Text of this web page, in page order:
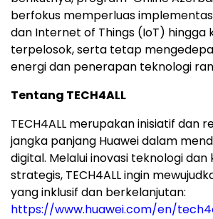
berfokus memperluas
dan Internet of Things (IoT) hingga
terpelosok, serta tetap
energi dan penerapan teknologi
Tentang TECH4ALL
TECH4ALL merupakan inisiatif dan
jangka panjang Huawei dalam
digital. Melalui inovasi teknologi
strategis, TECH4ALL ingin
yang inklusif dan berkelanjutan:
https://www.huawei.com/en/